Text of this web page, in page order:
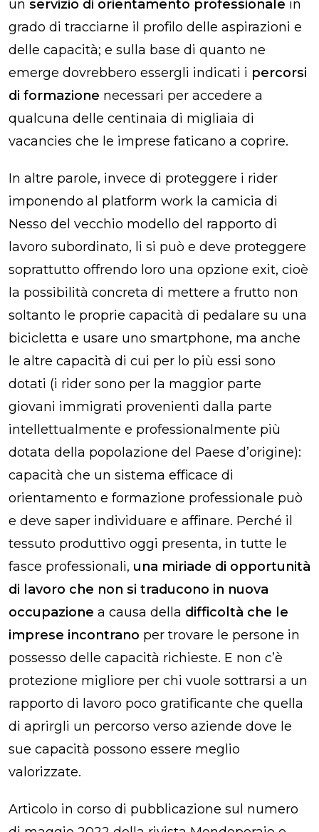
un servizio di orientamento professionale in
grado di tracciarne il profilo delle aspirazioni e
delle capacità; e sulla base di quanto ne
emerge dovrebbero essergli indicati i percorsi
di formazione necessari per accedere a
qualcuna delle centinaia di migliaia di
vacancies che le imprese faticano a coprire.
In altre parole, invece di proteggere i rider
imponendo al platform work la camicia di
Nesso del vecchio modello del rapporto di
lavoro subordinato, li si può e deve proteggere
soprattutto offrendo loro una opzione exit, cioè
la possibilità concreta di mettere a frutto non
soltanto le proprie capacità di pedalare su una
bicicletta e usare uno smartphone, ma anche
le altre capacità di cui per lo più essi sono
dotati (i rider sono per la maggior parte
giovani immigrati provenienti dalla parte
intellettualmente e professionalmente più
dotata della popolazione del Paese d’origine):
capacità che un sistema efficace di
orientamento e formazione professionale può
e deve saper individuare e affinare. Perché il
tessuto produttivo oggi presenta, in tutte le
fasce professionali, una miriade di opportunità
di lavoro che non si traducono in nuova
occupazione a causa della difficoltà che le
imprese incontrano per trovare le persone in
possesso delle capacità richieste. E non c’è
protezione migliore per chi vuole sottrarsi a un
rapporto di lavoro poco gratificante che quella
di aprirgli un percorso verso aziende dove le
sue capacità possono essere meglio
valorizzate.
Articolo in corso di pubblicazione sul numero